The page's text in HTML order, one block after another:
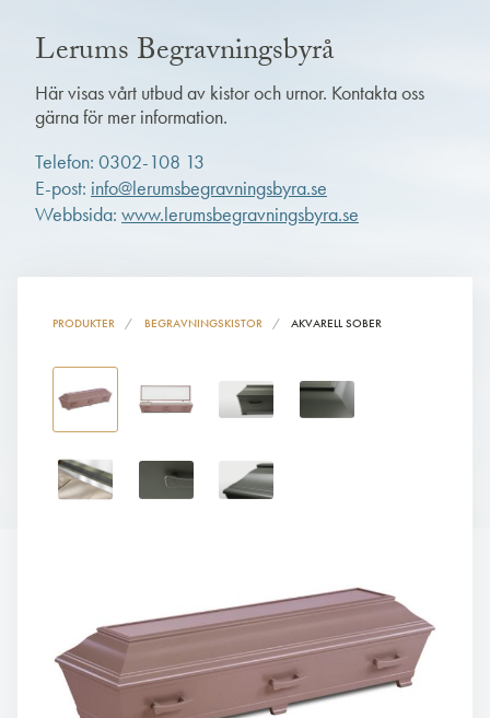
Lerums Begravningsbyrå
Här visas vårt utbud av kistor och urnor. Kontakta oss
gärna för mer information.
Telefon: 0302-108 13
E-post: info@lerumsbegravningsbyra.se
Webbsida: www.lerumsbegravningsbyra.se
PRODUKTER BEGRAVNINGSKISTOR AKVARELL SOBER